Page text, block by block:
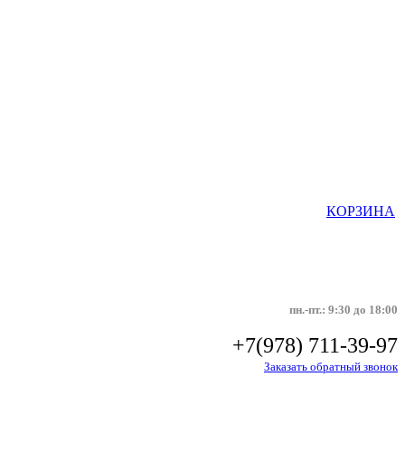
КОРЗИНА
пн.-пт.: 9:30 до 18:00
+7(978) 711-39-97
Заказать обратный звонок